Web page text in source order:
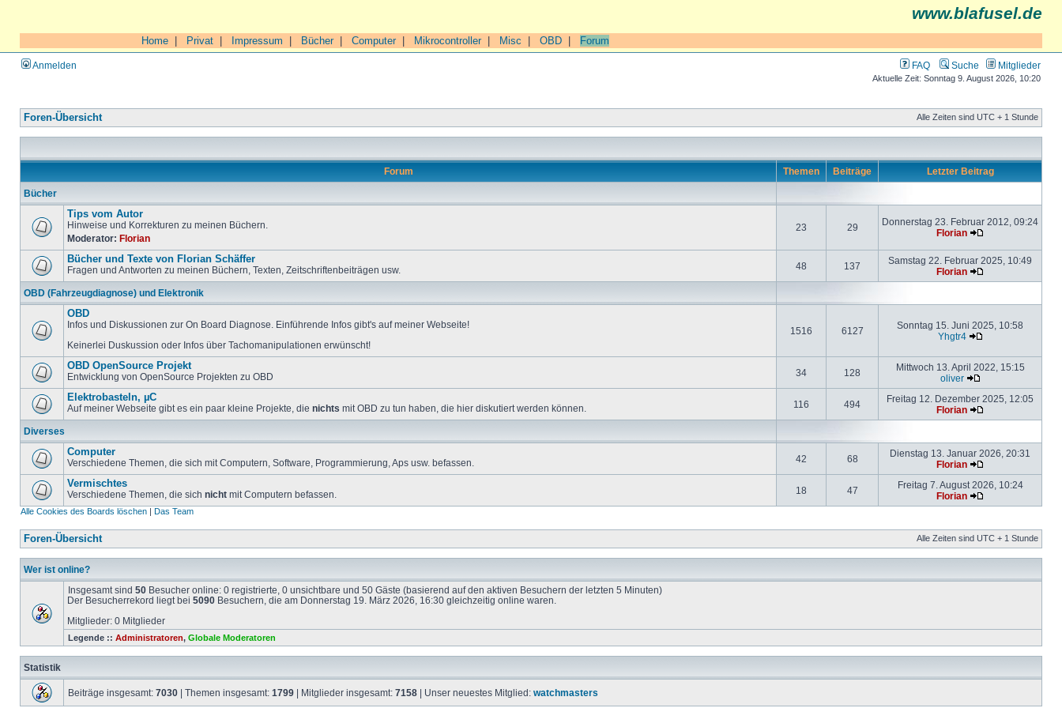
www.blafusel.de
Home Privat Impressum Bücher| Computer| Mikrocontroller| Misc OBD Forum
Anmelden FAQ Suche Mitglieder
Aktuelle Zeit: Sonntag 9. August 2026, 10:20
Foren-Übersicht Alle Zeiten sind UTC + 1 Stunde
Forum Themen Beiträge Letzter Beitrag
Bücher
Tips vom Autor
Hinweise und Korrekturen zu meinen Büchern.
Moderator: Florian
23 29
Donnerstag 23. Februar 2012, 09:24
Florian
Bücher und Texte von Florian Schäffer
Fragen und Antworten zu meinen Büchern, Texten, Zeitschriftenbeiträgen usw. 48 137
Samstag 22. Februar 2025, 10:49
Florian
OBD (Fahrzeugdiagnose) und Elektronik
OBD
Infos und Diskussionen zur On Board Diagnose. Einführende Infos gibt's auf meiner Webseite!
Keinerlei Duskussion oder Infos über Tachomanipulationen erwünscht!
1516 6127
Sonntag 15. Juni 2025, 10:58
Yhgtr4
OBD OpenSource Projekt
Entwicklung von OpenSource Projekten zu OBD 34 128
Mittwoch 13. April 2022, 15:15
oliver
Elektrobasteln, µC
Auf meiner Webseite gibt es ein paar kleine Projekte, die nichts mit OBD zu tun haben, die hier diskutiert werden können. 116 494
Freitag 12. Dezember 2025, 12:05
Florian
Diverses
Computer
Verschiedene Themen, die sich mit Computern, Software, Programmierung, Aps usw. befassen. 42 68
Dienstag 13. Januar 2026, 20:31
Florian
Vermischtes
Verschiedene Themen, die sich nicht mit Computern befassen. 18 47
Freitag 7. August 2026, 10:24
Florian
Alle Cookies des Boards löschen | Das Team
Foren-Übersicht Alle Zeiten sind UTC + 1 Stunde
Wer ist online?
Insgesamt sind 50 Besucher online: 0 registrierte, 0 unsichtbare und 50 Gäste (basierend auf den aktiven Besuchern der letzten 5 Minuten)
Der Besucherrekord liegt bei 5090 Besuchern, die am Donnerstag 19. März 2026, 16:30 gleichzeitig online waren.
Mitglieder: 0 Mitglieder
Legende :: Administratoren, Globale Moderatoren
Statistik
Beiträge insgesamt: 7030 | Themen insgesamt: 1799 | Mitglieder insgesamt: 7158 | Unser neuestes Mitglied: watchmasters